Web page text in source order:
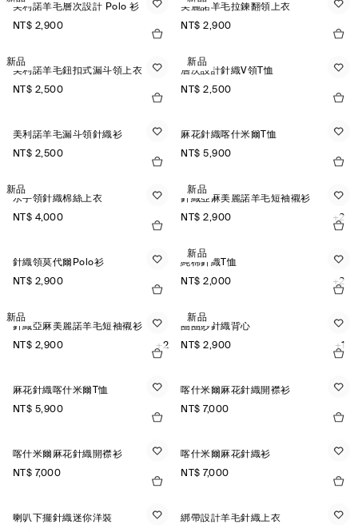
美利諾羊毛層次設計 Polo 衫
NT$ 2,900
美麗諾羊毛拉鍊翻領上衣
NT$ 2,900
新品
美利諾羊毛鈕扣式漏斗領上衣
NT$ 2,500
新品
層次設計針織V領T恤
NT$ 2,500
美利諾羊毛漏斗領針織衫
NT$ 2,500
麻花針織喀什米爾T恤
NT$ 5,900
新品
水手領針織棉絲上衣
NT$ 4,000
新品
針織亞麻美麗諾羊毛短袖襯衫
NT$ 2,900
+2
針織領莫代爾Polo衫
NT$ 2,900
新品
純棉針織T恤
NT$ 2,000
+2
新品
針織亞麻美麗諾羊毛短袖襯衫
NT$ 2,900
+2
新品
圈圈紗針織背心
NT$ 2,900
+1
麻花針織喀什米爾T恤
NT$ 5,900
喀什米爾麻花針織開襟衫
NT$ 7,000
喀什米爾麻花針織開襟衫
NT$ 7,000
喀什米爾麻花針織衫
NT$ 7,000
喇叭下擺針織迷你洋裝
綁帶設計羊毛針織上衣